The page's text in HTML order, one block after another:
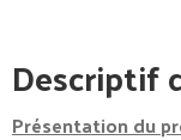
Descriptif
Présentation du